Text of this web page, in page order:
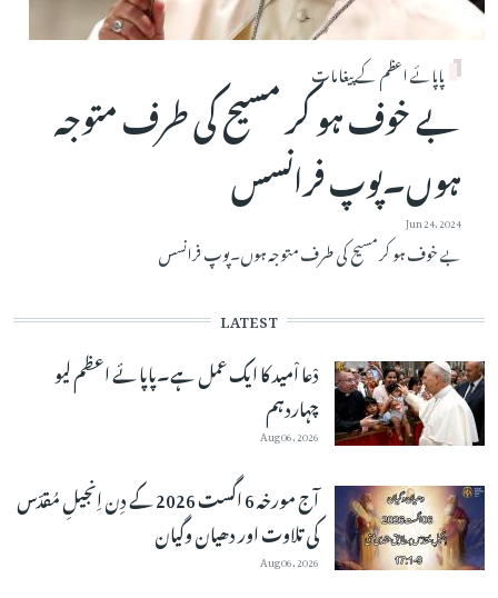
پاپائے اعظم کے پیغامات
بے خوف ہو کر مسیح کی طرف متوجہ
ہوں۔پوپ فرانسس
Jun 24, 2024
بے خوف ہو کر مسیح کی طرف متوجہ ہوں۔پوپ فرانسس
LATEST
دْعا اْمید کا ایک عمل ہے۔پاپائے اعظم لیو
چہاردہم
Aug 06, 2026
آج مورخہ 6 اگست 2026 کے دِن اِنجیلِ مُقدّس
کی تلاوت اور دھیان وگیان
Aug 06, 2026